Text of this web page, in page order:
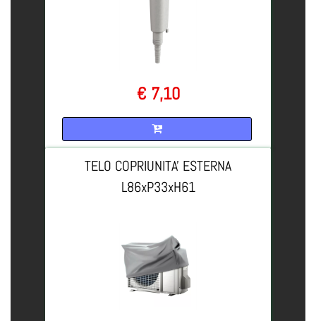
€ 7,10
TELO COPRIUNITA' ESTERNA
L86xP33xH61